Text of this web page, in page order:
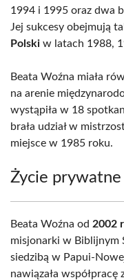
1994 i 1995 oraz dwa
Jej sukcesy obejmują
Polski w latach 1988,
Beata Woźna miała
na arenie
wystąpiła w 18
brała udział w
miejsce w 1985 roku.
Życie prywatne
Beata Woźna od 2002
misjonarki w Biblijnym
siedzibą w Papui-
nawiązała